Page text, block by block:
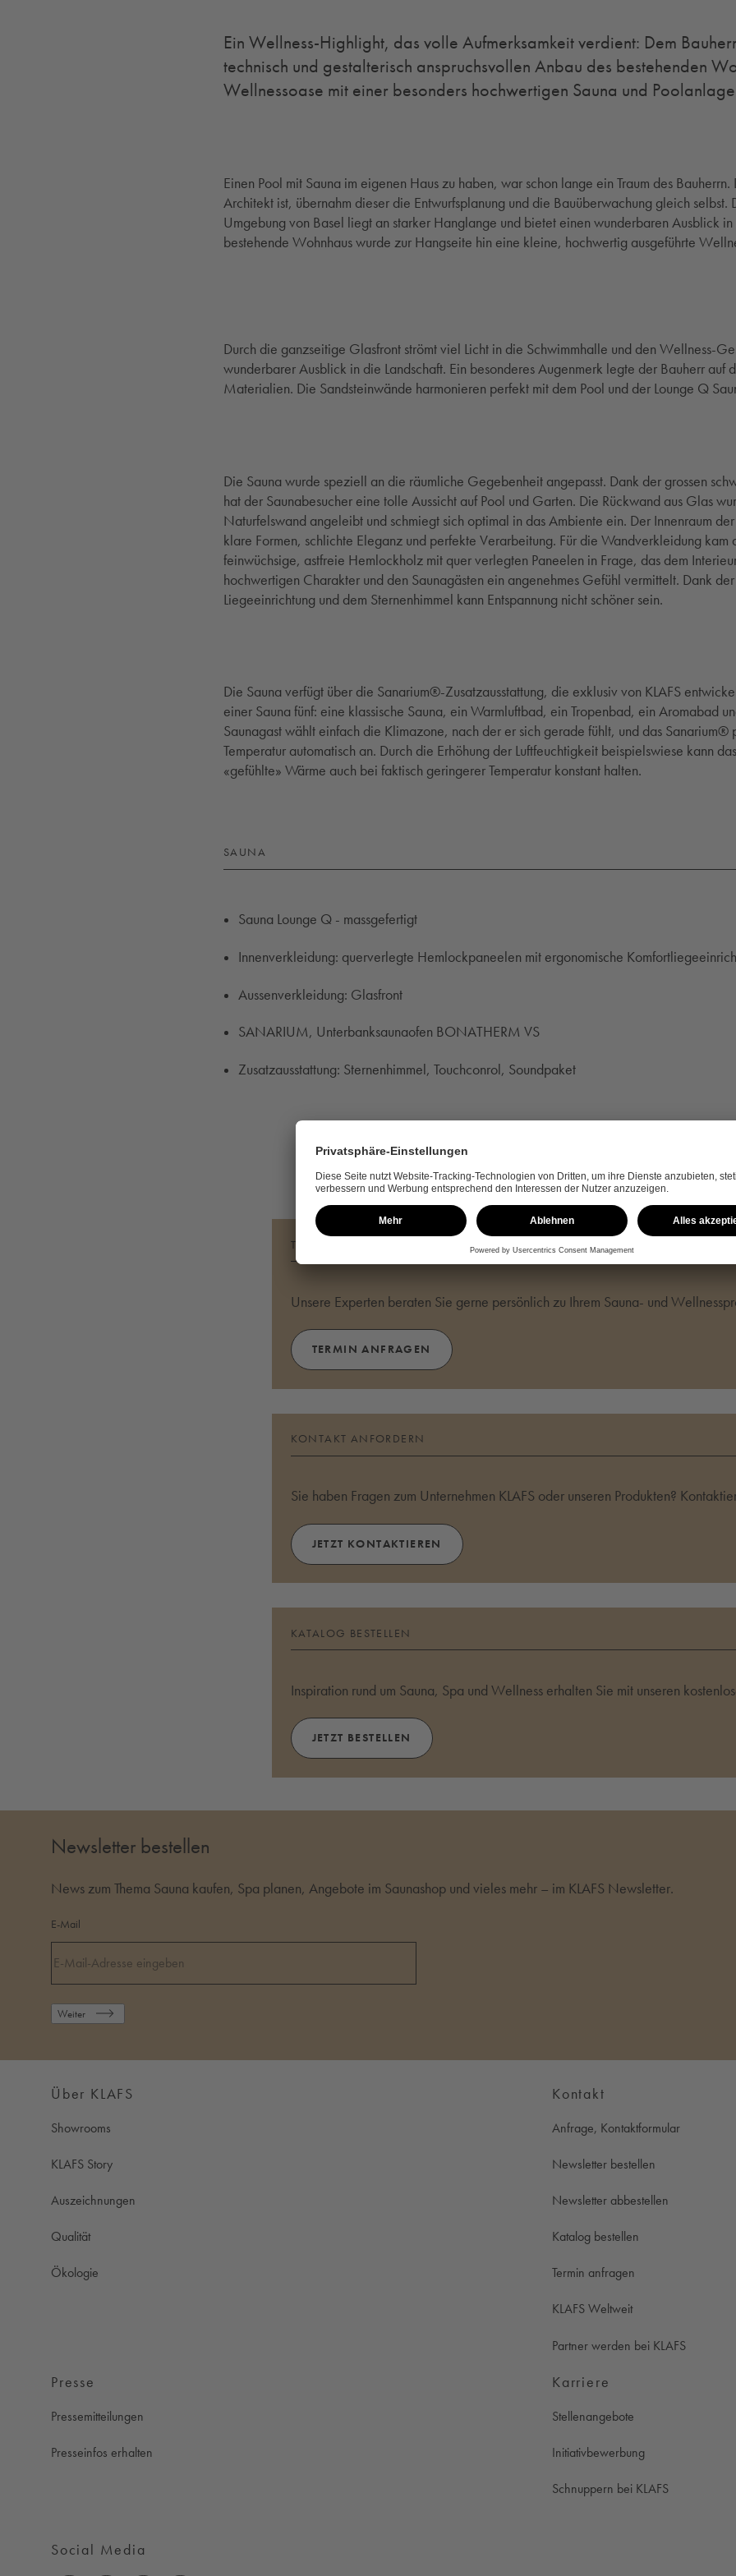
Ein Wellness-Highlight, das volle Aufmerksamkeit verdient: Dem
technisch und gestalterisch anspruchsvollen Anbau des bestehenden
Wellnessoase mit einer besonders hochwertigen Sauna und
Einen Pool mit Sauna im eigenen Haus zu haben, war schon lange ein Traum des Bauherrn.
Architekt ist, übernahm dieser die Entwurfsplanung und die Bauüberwachung gleich selbst.
Umgebung von Basel liegt an starker Hanglange und bietet einen wunderbaren Ausblick
bestehende Wohnhaus wurde zur Hangseite hin eine kleine, hochwertig ausgeführte
Durch die ganzseitige Glasfront strömt viel Licht in die Schwimmhalle und den Wellness-
wunderbarer Ausblick in die Landschaft. Ein besonderes Augenmerk legte der Bauherr auf
Materialien. Die Sandsteinwände harmonieren perfekt mit dem Pool und der Lounge Q
Die Sauna wurde speziell an die räumliche Gegebenheit angepasst. Dank der grossen
hat der Saunabesucher eine tolle Aussicht auf Pool und Garten. Die Rückwand aus Glas
Naturfelswand angeleibt und schmiegt sich optimal in das Ambiente ein. Der Innenraum
klare Formen, schlichte Eleganz und perfekte Verarbeitung. Für die Wandverkleidung kam
feinwüchsige, astfreie Hemlockholz mit quer verlegten Paneelen in Frage, das dem
hochwertigen Charakter und den Saunagästen ein angenehmes Gefühl vermittelt. Dank
Liegeeinrichtung und dem Sternenhimmel kann Entspannung nicht schöner sein.
Die Sauna verfügt über die Sanarium®-Zusatzausstattung, die exklusiv von KLAFS
einer Sauna fünf: eine klassische Sauna, ein Warmluftbad, ein Tropenbad, ein Aromabad
Saunagast wählt einfach die Klimazone, nach der er sich gerade fühlt, und das Sanarium®
Temperatur automatisch an. Durch die Erhöhung der Luftfeuchtigkeit beispielswiese kann
«gefühlte» Wärme auch bei faktisch geringerer Temperatur konstant halten.
SAUNA
Sauna Lounge Q - massgefertigt
Innenverkleidung: querverlegte Hemlockpaneelen mit ergonomische
Aussenverkleidung: Glasfront
SANARIUM, Unterbanksaunaofen BONATHERM VS
Zusatzausstattung: Sternenhimmel, Touchconrol, Soundpaket
TERMIN ANFRAGEN
Unsere Experten beraten Sie gerne persönlich zu Ihrem Sauna- und
TERMIN ANFRAGEN
KONTAKT ANFORDERN
Sie haben Fragen zum Unternehmen KLAFS oder unseren Produkten?
JETZT KONTAKTIEREN
KATALOG BESTELLEN
Inspiration rund um Sauna, Spa und Wellness erhalten Sie mit unseren
JETZT BESTELLEN
Newsletter bestellen
News zum Thema Sauna kaufen, Spa planen, Angebote im Saunashop und vieles mehr – im KLAFS Newsletter.
E-Mail
Weiter
Über KLAFS
Showrooms
KLAFS Story
Auszeichnungen
Qualität
Ökologie
Kontakt
Anfrage, Kontaktformular
Newsletter bestellen
Newsletter abbestellen
Katalog bestellen
Termin anfragen
KLAFS Weltweit
Partner werden bei KLAFS
Presse
Pressemitteilungen
Presseinfos erhalten
Karriere
Stellenangebote
Initiativbewerbung
Schnuppern bei KLAFS
Social Media